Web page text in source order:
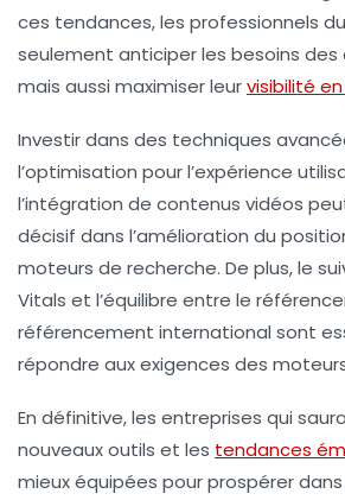
ces tendances, les professionnels
seulement anticiper les besoins
mais aussi maximiser leurvisibilité
Investir dans des techniques
l’optimisation pour l’expérience
l’intégration de contenus vidéos
décisif dans l’amélioration du
moteurs de recherche. De plus, le
Vitals et l’équilibre entre le
référencement international sont
répondre aux exigences des
En définitive, les entreprises qui
nouveaux outils et les tendances
mieux équipées pour prospérer